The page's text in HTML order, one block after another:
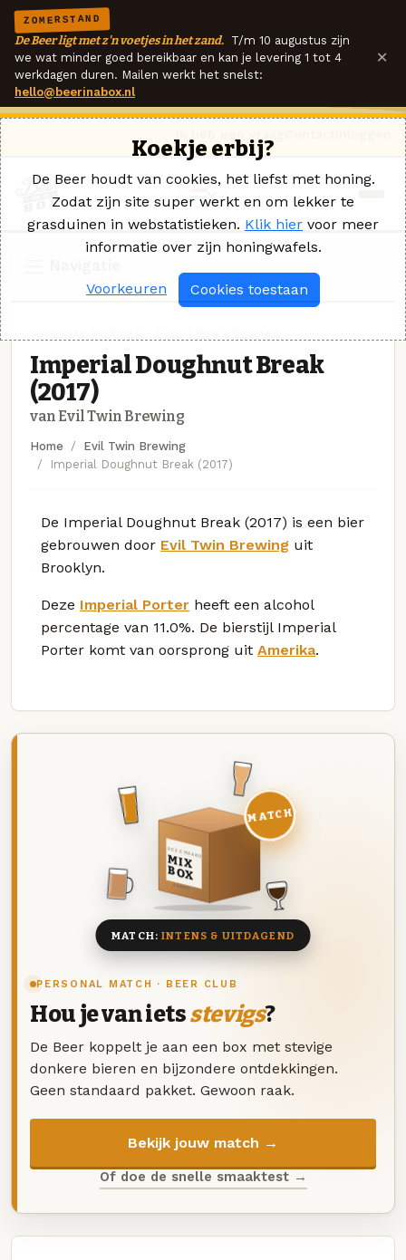
ZOMERSTAND
De Beer ligt met z'n voetjes in het zand. T/m 10 augustus zijn
we wat minder goed bereikbaar en kan je levering 1 tot 4
werkdagen duren. Mailen werkt het snelst:
hello@beerinabox.nl
×
Imperial Doughnut Break
(2017)
van Evil Twin Brewing
Home
Evil Twin Brewing
Imperial Doughnut Break (2017)
De Imperial Doughnut Break (2017) is een bier
gebrouwen door Evil Twin Brewing uit
Brooklyn.
Deze Imperial Porter heeft een alcohol
percentage van 11.0%. De bierstijl Imperial
Porter komt van oorsprong uit Amerika.
PERSONAL MATCH · BEER CLUB
Hou je van ietsstevigs?
De Beer koppelt je aan een box met stevige
donkere bieren en bijzondere ontdekkingen.
Geen standaard pakket. Gewoon raak.
Bekijk jouw match →
Of doe de snelle smaaktest →
DEZE MAAND
MIX
BOX
8 BIEREN
MATCH
MATCH:INTENS & UITDAGEND
Koekje erbij?
De Beer houdt van cookies, het liefst met honing.
Zodat zijn site super werkt en om lekker te
grasduinen in webstatistieken. Klik hier voor meer
informatie over zijn honingwafels.
Voorkeuren Cookies toestaan